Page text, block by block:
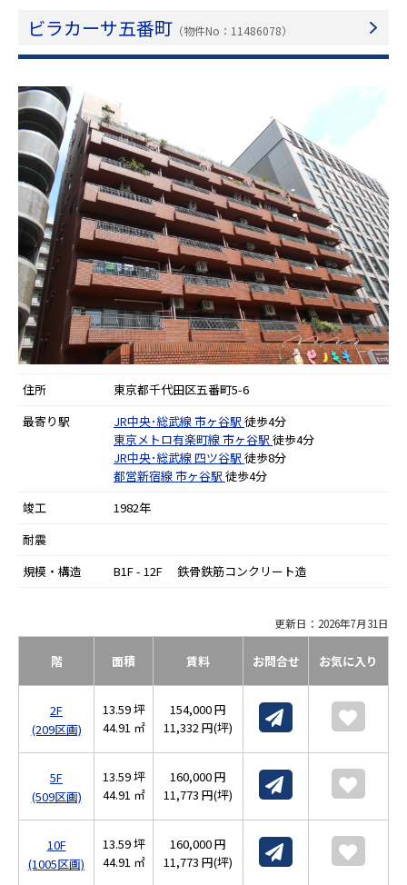
ビラカーサ五番町 （物件No：11486078）
住所
東京都千代田区五番町5-6
最寄り駅
JR中央･総武線市ヶ谷駅 徒歩4分
東京メトロ有楽町線市ヶ谷駅 徒歩4分
JR中央･総武線四ツ谷駅 徒歩8分
都営新宿線市ヶ谷駅 徒歩4分
竣工
1982年
耐震
規模・構造
B1F - 12F 鉄骨鉄筋コンクリート造
更新日：2026年7月31日
階 面積 賃料 お問合せ お気に入り
2F
(209区画)
13.59 坪
44.91 ㎡
154,000 円
11,332 円(坪)
5F
(509区画)
13.59 坪
44.91 ㎡
160,000 円
11,773 円(坪)
10F
(1005区画)
13.59 坪
44.91 ㎡
160,000 円
11,773 円(坪)